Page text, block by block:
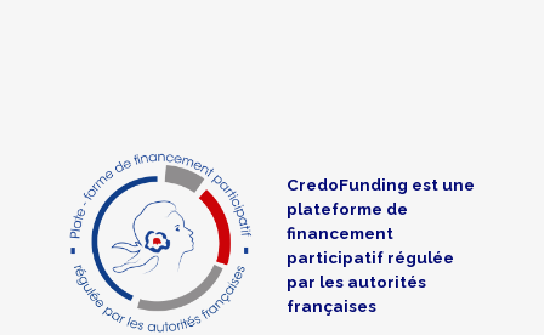
CredoFunding est une
plateforme de
financement
participatif régulée
par les autorités
françaises